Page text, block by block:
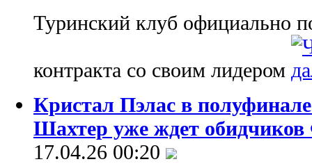
Туринский клуб официально
контракта со своим лидером
Кристал Пэлас в
Шахтер уже ждет
17.04.26 00:20